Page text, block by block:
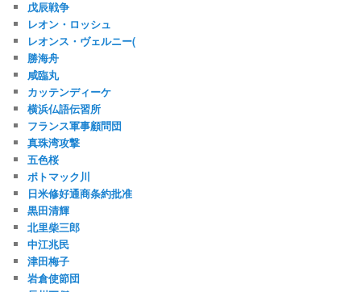
戊辰戦争
レオン・ロッシュ
レオンス・ヴェルニー(
勝海舟
咸臨丸
カッテンディーケ
横浜仏語伝習所
フランス軍事顧問団
真珠湾攻撃
五色桜
ポトマック川
日米修好通商条約批准
黒田清輝
北里柴三郎
中江兆民
津田梅子
岩倉使節団